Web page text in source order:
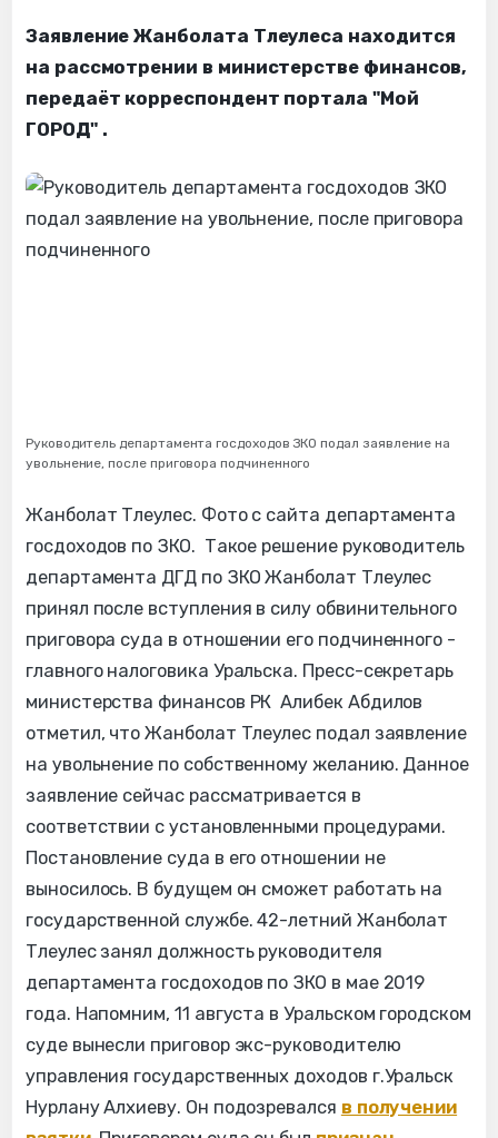
Заявление Жанболата Тлеулеса находится
на рассмотрении в министерстве финансов,
передаёт корреспондент портала "Мой
ГОРОД" .
Руководитель департамента госдоходов ЗКО подал заявление на
увольнение, после приговора подчиненного
Жанболат Тлеулес. Фото с сайта департамента
госдоходов по ЗКО. Такое решение руководитель
департамента ДГД по ЗКО Жанболат Тлеулес
принял после вступления в силу обвинительного
приговора суда в отношении его подчиненного -
главного налоговика Уральска. Пресс-секретарь
министерства финансов РК Алибек Абдилов
отметил, что Жанболат Тлеулес подал заявление
на увольнение по собственному желанию. Данное
заявление сейчас рассматривается в
соответствии с установленными процедурами.
Постановление суда в его отношении не
выносилось. В будущем он сможет работать на
государственной службе. 42-летний Жанболат
Тлеулес занял должность руководителя
департамента госдоходов по ЗКО в мае 2019
года. Напомним, 11 августа в Уральском городском
суде вынесли приговор экс-руководителю
управления государственных доходов г.Уральск
Нурлану Алхиеву. Он подозревался в получении